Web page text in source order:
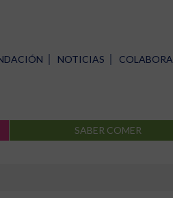
NOTICIAS COLABORA
SABER COMER